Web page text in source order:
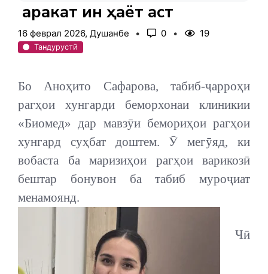
Ҳаракат ин ҳаёт аст
16 феврал 2026, Душанбе 0 19
Тандурустӣ
Бо Аноҳито Сафарова, табиб-ҷарроҳи
рагҳои хунгарди беморхонаи клиникии
«Биомед» дар мавзӯи бемориҳои рагҳои
хунгард суҳбат доштем. Ӯ мегӯяд, ки
вобаста ба маризиҳои рагҳои варикозӣ
бештар бонувон ба табиб муроҷиат
менамоянд.
Чӣ